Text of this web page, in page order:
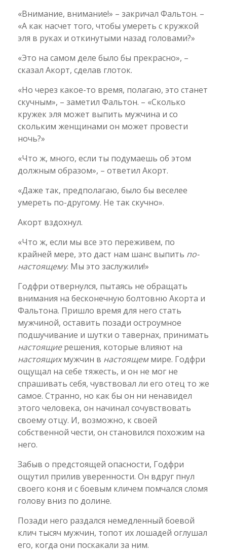
«Внимание, внимание!» – закричал Фальтон. –
«А как насчет того, чтобы умереть с кружкой
эля в руках и откинутыми назад головами?»
«Это на самом деле было бы прекрасно», –
сказал Акорт, сделав глоток.
«Но через какое-то время, полагаю, это станет
скучным», – заметил Фальтон. – «Сколько
кружек эля может выпить мужчина и со
скольким женщинами он может провести
ночь?»
«Что ж, много, если ты подумаешь об этом
должным образом», – ответил Акорт.
«Даже так, предполагаю, было бы веселее
умереть по-другому. Не так скучно».
Акорт вздохнул.
«Что ж, если мы все это переживем, по
крайней мере, это даст нам шанс выпить по-
настоящему. Мы это заслужили!»
Годфри отвернулся, пытаясь не обращать
внимания на бесконечную болтовню Акорта и
Фальтона. Пришло время для него стать
мужчиной, оставить позади остроумное
подшучивание и шутки о тавернах, принимать
настоящиерешения, которые влияют на
настоящихмужчин в настоящеммире. Годфри
ощущал на себе тяжесть, и он не мог не
спрашивать себя, чувствовал ли его отец то же
самое. Странно, но как бы он ни ненавидел
этого человека, он начинал сочувствовать
своему отцу. И, возможно, к своей
собственной чести, он становился похожим на
него.
Забыв о предстоящей опасности, Годфри
ощутил прилив уверенности. Он вдруг пнул
своего коня и с боевым кличем помчался сломя
голову вниз по долине.
Позади него раздался немедленный боевой
клич тысяч мужчин, топот их лошадей оглушал
его, когда они поскакали за ним.